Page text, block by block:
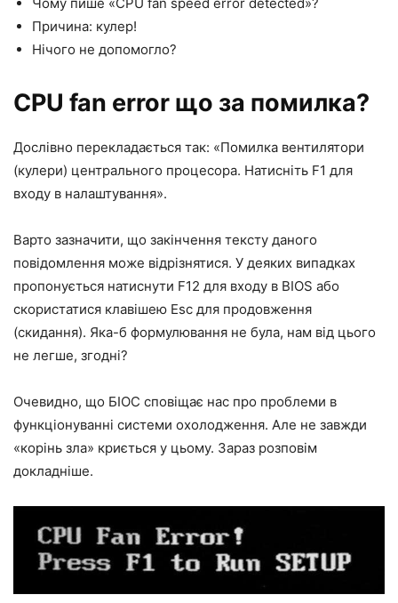
Чому пише «CPU fan speed error detected»?
Причина: кулер!
Нічого не допомогло?
CPU fan error що за помилка?
Дослівно перекладається так: «Помилка вентилятори
(кулери) центрального процесора. Натисніть F1 для
входу в налаштування».
Варто зазначити, що закінчення тексту даного
повідомлення може відрізнятися. У деяких випадках
пропонується натиснути F12 для входу в BIOS або
скористатися клавішею Esc для продовження
(скидання). Яка-б формулювання не була, нам від цього
не легше, згодні?
Очевидно, що БІОС сповіщає нас про проблеми в
функціонуванні системи охолодження. Але не завжди
«корінь зла» криється у цьому. Зараз розповім
докладніше.